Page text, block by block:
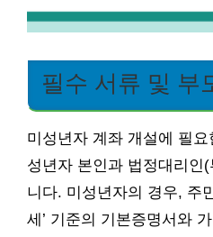
필수 서류 및 부
미성년자 계좌 개설에 필요
성년자 본인과 법정대리인
니다. 미성년자의 경우, 주
세’ 기준의 기본증명서와